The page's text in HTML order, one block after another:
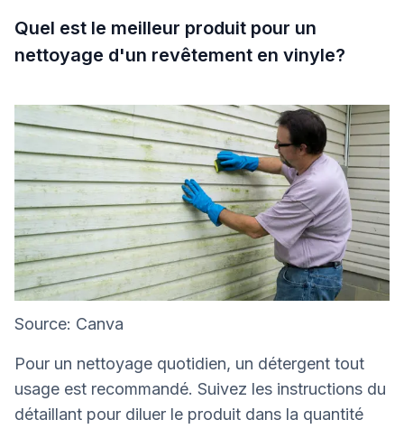
Quel est le meilleur produit pour un
nettoyage d'un revêtement en vinyle?
Source: Canva
Pour un nettoyage quotidien, un détergent tout
usage est recommandé. Suivez les instructions du
détaillant pour diluer le produit dans la quantité